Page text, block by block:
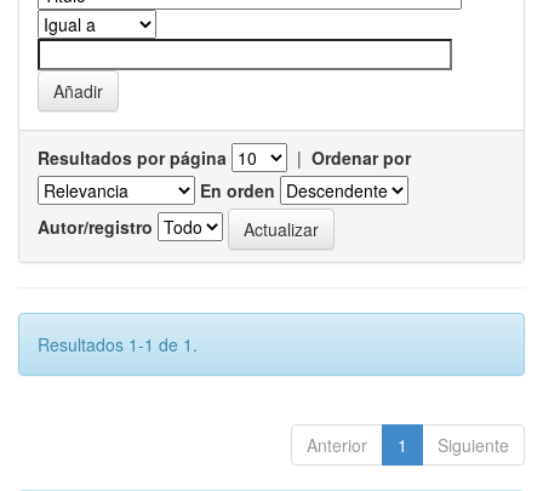
Resultados por página | Ordenar por
En orden
Autor/registro
Resultados 1-1 de 1.
Anterior 1 Siguiente